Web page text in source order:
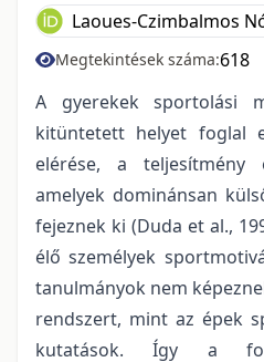
Laoues-Czimbalmos
Megtekintések száma:618
A gyerekek sportolási
kitüntetett helyet foglal
elérése, a teljesítmény
amelyek dominánsan
fejeznek ki (Duda et al.,
élő személyek
tanulmányok nem
rendszert, mint az épek
kutatások. Így a